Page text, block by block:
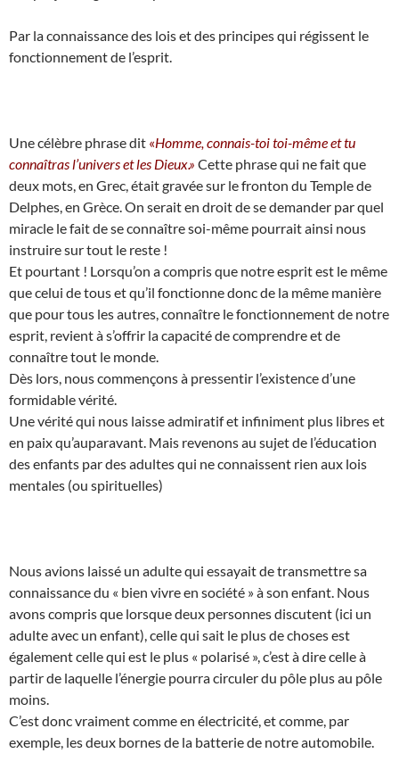
Par la connaissance des lois et des principes qui régissent le
fonctionnement de l’esprit.
Une célèbre phrase dit «Homme, connais-toi toi-même et tu
connaîtras l’univers et les Dieux.» Cette phrase qui ne fait que
deux mots, en Grec, était gravée sur le fronton du Temple de
Delphes, en Grèce. On serait en droit de se demander par quel
miracle le fait de se connaître soi-même pourrait ainsi nous
instruire sur tout le reste !
Et pourtant ! Lorsqu’on a compris que notre esprit est le même
que celui de tous et qu’il fonctionne donc de la même manière
que pour tous les autres, connaître le fonctionnement de notre
esprit, revient à s’offrir la capacité de comprendre et de
connaître tout le monde.
Dès lors, nous commençons à pressentir l’existence d’une
formidable vérité.
Une vérité qui nous laisse admiratif et infiniment plus libres et
en paix qu’auparavant. Mais revenons au sujet de l’éducation
des enfants par des adultes qui ne connaissent rien aux lois
mentales (ou spirituelles)
Nous avions laissé un adulte qui essayait de transmettre sa
connaissance du « bien vivre en société » à son enfant. Nous
avons compris que lorsque deux personnes discutent (ici un
adulte avec un enfant), celle qui sait le plus de choses est
également celle qui est le plus « polarisé », c’est à dire celle à
partir de laquelle l’énergie pourra circuler du pôle plus au pôle
moins.
C’est donc vraiment comme en électricité, et comme, par
exemple, les deux bornes de la batterie de notre automobile.